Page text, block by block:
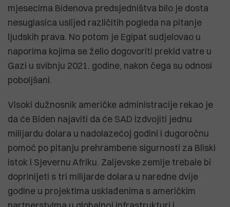
mjesecima Bidenova predsjedništva bilo je dosta
nesuglasica uslijed različitih pogleda na pitanje
ljudskih prava. No potom je Egipat sudjelovao u
naporima kojima se želio dogovoriti prekid vatre u
Gazi u svibnju 2021. godine, nakon čega su odnosi
poboljšani.
Visoki dužnosnik američke administracije rekao je
da će Biden najaviti da će SAD izdvojiti jednu
milijardu dolara u nadolazećoj godini i dugoročnu
pomoć po pitanju prehrambene sigurnosti za Bliski
istok i Sjevernu Afriku. Zaljevske zemlje trebale bi
doprinijeti s tri milijarde dolara u naredne dvije
godine u projektima usklađenima s američkim